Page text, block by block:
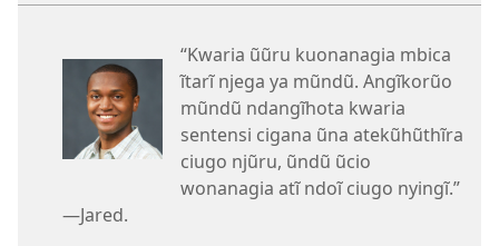
“Kwaria ũũru kuonanagia mbica
ĩtarĩ njega ya mũndũ. Angĩkorũo
mũndũ ndangĩhota kwaria
sentensi cigana ũna atekũhũthĩra
ciugo njũru, ũndũ ũcio
wonanagia atĩ ndoĩ ciugo nyingĩ.”​
—Jared.